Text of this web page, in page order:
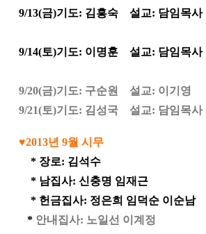
9/13(금)기도: 김흥숙 설교: 담임목사
9/14(토)기도: 이명훈 설교: 담임목사
9/20(금)기도: 구순원
설교: 이기영
9/21(토)기도: 김성국 설교: 담임목사
♥2013년 9월 시무
* 장로: 김석수
* 남집사: 신충명 임재근
* 헌금집사: 정은희 임덕순 이순남
* 안내집사: 노일선 이계정